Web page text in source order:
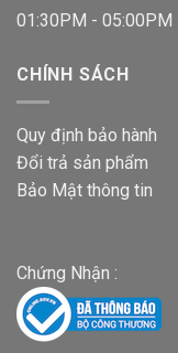
01:30PM - 05:00PM
CHÍNH SÁCH
Quy định bảo hành
Đổi trả sản phẩm
Bảo Mật thông tin
Chứng Nhận :